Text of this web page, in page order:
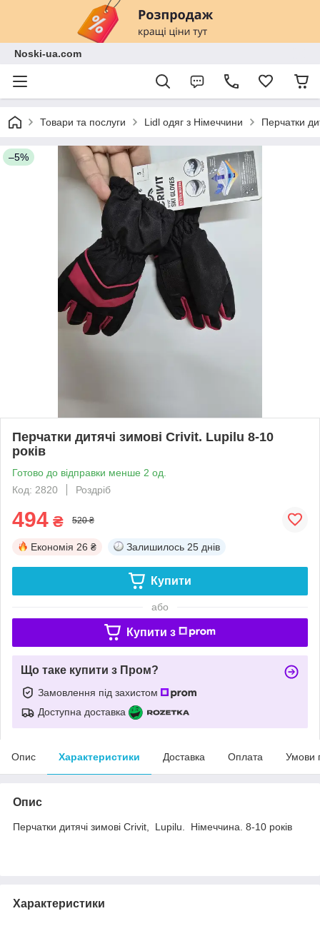
Noski-ua.com
Товари та послуги Lidl одяг з Німеччини Перчатки
–5%
Перчатки дитячі зимові Crivit. Lupilu 8-10
років
Готово до відправки менше 2 од.
Код: 2820
Роздріб
494 ₴ 520 ₴
Економія 26 ₴ Залишилось 25 днів
Купити
або
Купити з
Що таке купити з Пром?
Замовлення під захистом
Доступна доставка
Опис Характеристики Доставка Оплата Умови
Опис
Перчатки дитячі зимові Crivit, Lupilu. Німеччина. 8-10 років
Характеристики